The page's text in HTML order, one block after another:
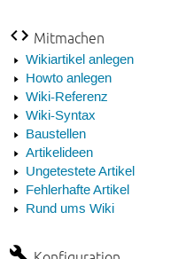
Mitmachen
Wikiartikel anlegen
Howto anlegen
Wiki-Referenz
Wiki-Syntax
Baustellen
Artikelideen
Ungetestete Artikel
Fehlerhafte Artikel
Rund ums Wiki